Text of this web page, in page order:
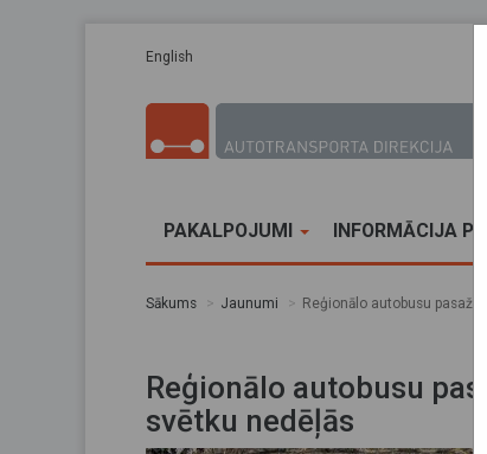
English
PAKALPOJUMI INFORMĀCIJA
Sākums Jaunumi Reģionālo autobusu
Reģionālo autobusu
svētku nedēļās